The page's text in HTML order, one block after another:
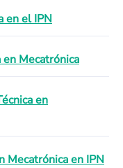
en el IPN
en Mecatrónica
en
Mecatrónica en IPN